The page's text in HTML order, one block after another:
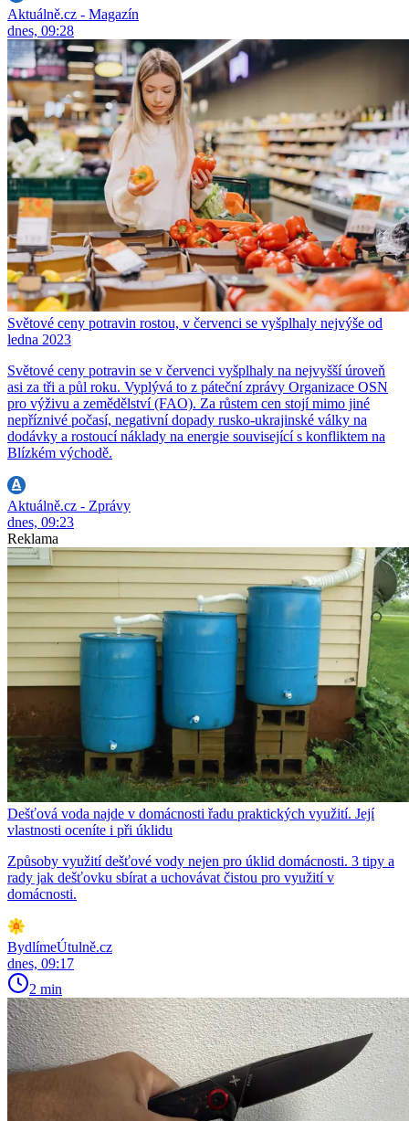
Aktuálně.cz - Magazín
dnes, 09:28
Světové ceny potravin rostou, v červenci se vyšplhaly nejvýše od
ledna 2023
Světové ceny potravin se v červenci vyšplhaly na nejvyšší úroveň
asi za tři a půl roku. Vyplývá to z páteční zprávy Organizace OSN
pro výživu a zemědělství (FAO). Za růstem cen stojí mimo jiné
nepříznivé počasí, negativní dopady rusko-ukrajinské války na
dodávky a rostoucí náklady na energie související s konfliktem na
Blízkém východě.
Aktuálně.cz - Zprávy
dnes, 09:23
Reklama
Dešťová voda najde v domácnosti řadu praktických využití. Její
vlastnosti oceníte i při úklidu
Způsoby využití dešťové vody nejen pro úklid domácnosti. 3 tipy a
rady jak dešťovku sbírat a uchovávat čistou pro využití v
domácnosti.
BydlímeÚtulně.cz
dnes, 09:17
2 min